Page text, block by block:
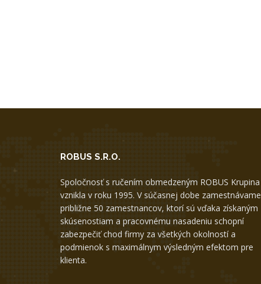
ROBUS S.R.O.
Spoločnosť s ručením obmedzeným ROBUS Krupina
vznikla v roku 1995. V súčasnej dobe zamestnávame
približne 50 zamestnancov, ktorí sú vďaka získaným
skúsenostiam a pracovnému nasadeniu schopní
zabezpečiť chod firmy za všetkých okolností a
podmienok s maximálnym výsledným efektom pre
klienta.